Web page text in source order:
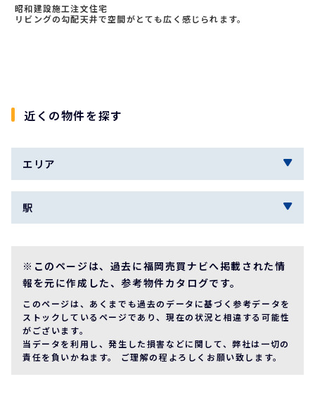
昭和建設施工注文住宅
リビングの勾配天井で空間がとても広く感じられます。
近くの物件を探す
エリア
駅
※このページは、過去に福岡売買ナビへ掲載された情
報を元に作成した、参考物件カタログです。
このページは、あくまでも過去のデータに基づく参考データを
ストックしているページであり、現在の状況と相違する可能性
がございます。
当データを利用し、発生した損害などに関して、弊社は一切の
責任を負いかねます。 ご理解の程よろしくお願い致します。